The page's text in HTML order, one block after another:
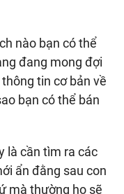
nào bạn có thể
đang mong đợi
tin cơ bản về
bạn có thể bán
là cần tìm ra các
ẩn đằng sau con
mà thường họ sẽ